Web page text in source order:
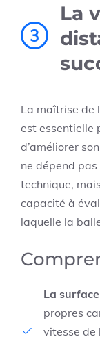
3
La
La maîtrise de
est essentielle
d’améliorer
ne dépend
technique,
capacité à
laquelle la
La
propres
vitesse de